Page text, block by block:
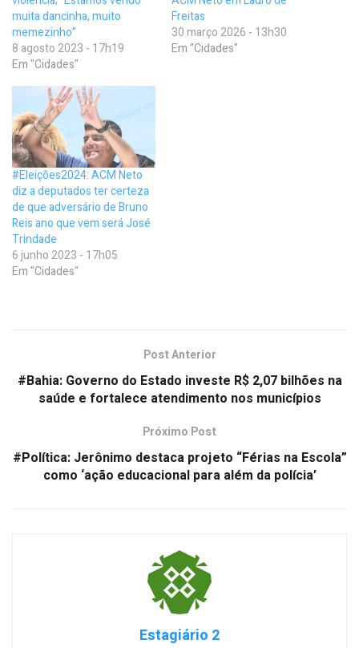
muita dancinha, muito
memezinho”
8 agosto 2023 - 17h19
Em "Cidades"
Freitas
30 março 2026 - 13h30
Em "Cidades"
#Eleições2024: ACM Neto
diz a deputados ter certeza
de que adversário de Bruno
Reis ano que vem será José
Trindade
6 junho 2023 - 17h05
Em "Cidades"
Post Anterior
#Bahia: Governo do Estado investe R$ 2,07 bilhões na
saúde e fortalece atendimento nos municípios
Próximo Post
#Política: Jerônimo destaca projeto “Férias na Escola”
como ‘ação educacional para além da polícia’
Estagiário 2